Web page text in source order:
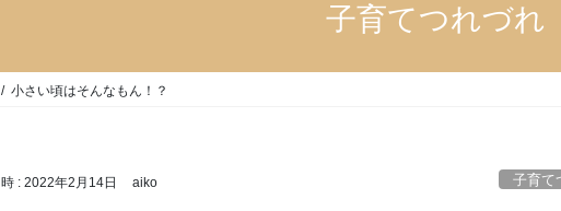
子育てつれづれ
小さい頃はそんなもん！？
: 2022年2月14日 aiko 子育て